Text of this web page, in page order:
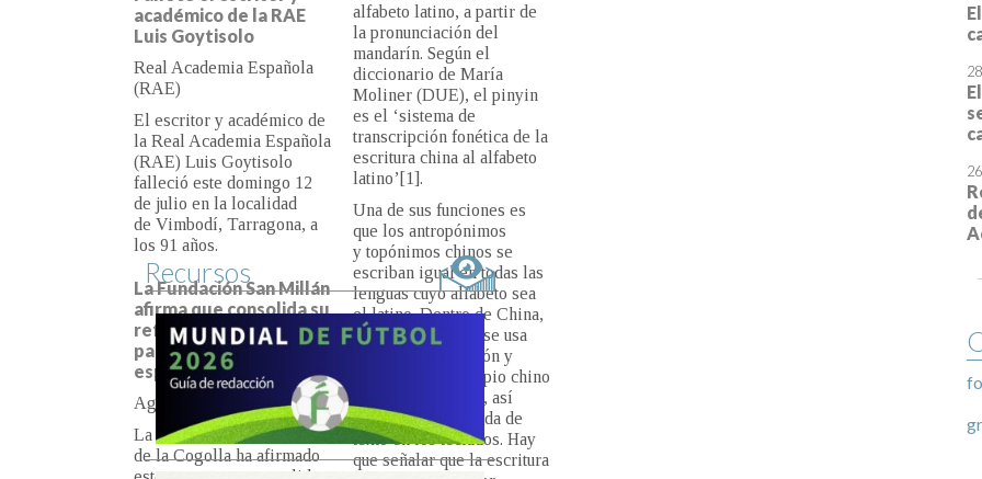
académico de la RAE
Luis Goytisolo
Real Academia Española
(RAE)
El escritor y académico de
la Real Academia Española
(RAE) Luis Goytisolo
falleció este domingo 12 de
julio en la localidad
de Vimbodí, Tarragona, a
los 91 años.
La Fundación San
Millán afirma que
consolida su referencia
en patrimonio y lengua
española
Agencia EFE
La Fundación San Millán de
la Cogolla ha afirmado este
alfabeto latino, a partir de la
pronunciación del mandarín.
Según el diccionario de
María Moliner (DUE), el
pinyin es el ‘sistema de
transcripción fonética de la
escritura china al alfabeto
latino’[1] .
los antropónimos
y topónimos chinos se
escriban igual en todas las
lenguas cuyo alfabeto sea el
latino. Dentro de China, el
pinyin también se usa para
la transcripción y enseñanza
del propio chino y de otras
lenguas, así como para la
entrada de texto en los
teclados. Hay que señalar
que la escritura china no
tiene valor fonético…
Recursos
y